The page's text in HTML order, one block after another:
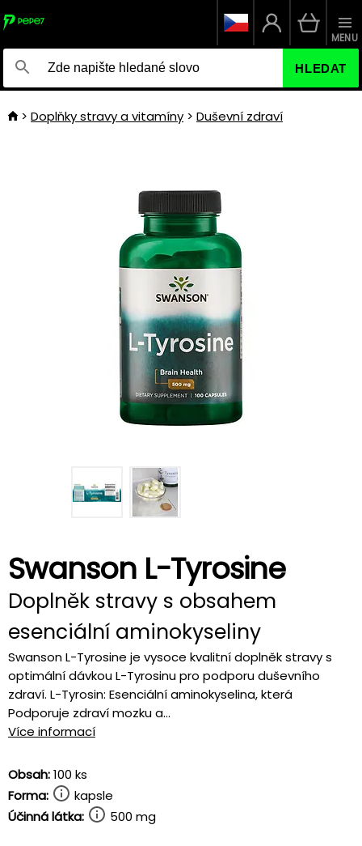
HLEDAT
MENU
Doplňky stravy a vitamíny Duševní zdraví
Swanson L-Tyrosine
Doplněk stravy s obsahem
esenciální aminokyseliny
Swanson L-Tyrosine je vysoce kvalitní doplněk stravy s
optimální dávkou L-Tyrosinu pro podporu duševního
zdraví. L-Tyrosin: Esenciální aminokyselina, která
Podporuje zdraví mozku a...
Více informací
Obsah:100 ks
Forma:
kapsle
Účinná látka:
500 mg